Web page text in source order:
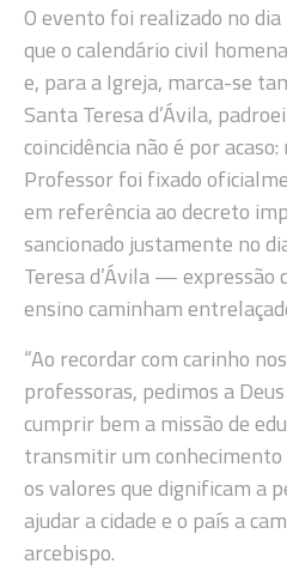
O evento foi realizado no
que o calendário civil
e, para a Igreja, marca-se
Santa Teresa d’Ávila,
coincidência não é por
Professor foi fixado
em referência ao decreto
sancionado justamente no
Teresa d’Ávila — expressão
ensino caminham
“Ao recordar com carinho
professoras, pedimos a
cumprir bem a missão de
transmitir um conhecimento
os valores que dignificam a
ajudar a cidade e o país a
arcebispo.